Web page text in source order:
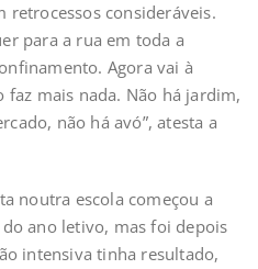
retrocessos consideráveis.
para a rua em toda a
Agora vai à
faz mais nada. Não há jardim,
não há avó”, atesta a
noutra escola começou a
ano letivo, mas foi depois
intensiva tinha resultado,